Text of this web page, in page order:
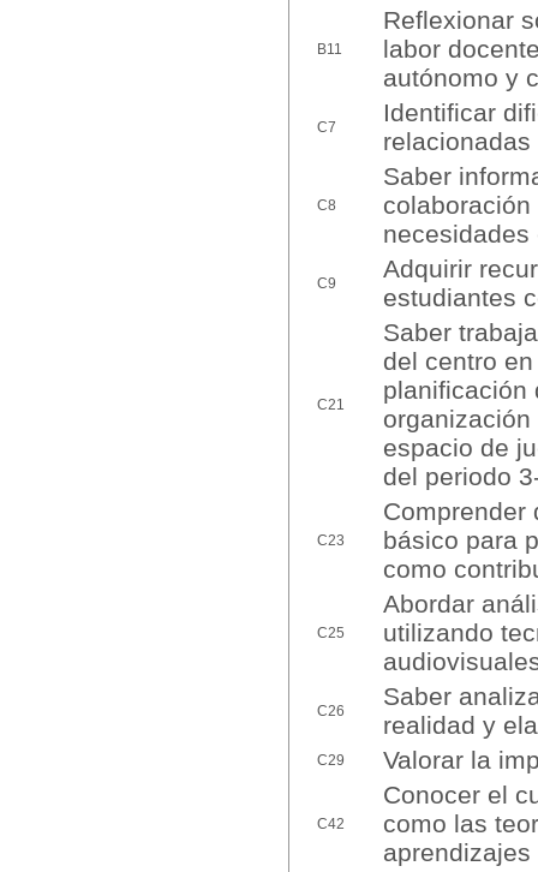
B11
Reflexionar
labor
autónomo y
C7
Identificar
C8
Saber
C9
Adquirir
estudiantes
C21
Saber
del centro
planificación
espacio de
del periodo
C23
Comprender
básico para
como
C25
Abordar
utilizando
C26
Saber
realidad y
C29 Valorar la
C42
Conocer el
como las